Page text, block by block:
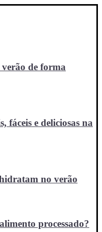
de forma
fáceis e deliciosas na
no verão
processado?